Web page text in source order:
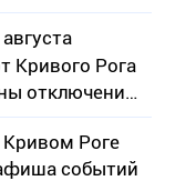
Героя
Кривого Рога
отключения
Роге
событий